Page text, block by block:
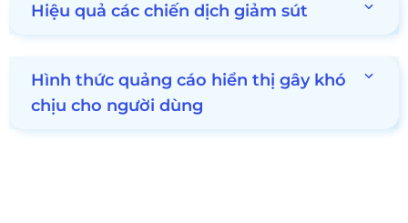
Hiệu quả các chiến dịch giảm sút
Hình thức quảng cáo hiển thị gây khó
chịu cho người dùng